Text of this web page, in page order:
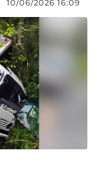
10/06/2026 16:09